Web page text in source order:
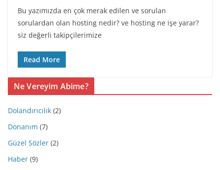
Bu yazımızda en çok merak edilen ve sorulan
sorulardan olan hosting nedir? ve hosting ne işe yarar?
siz değerli takipçilerimize
Read More
Ne Vereyim Abime?
Dolandırıcılık (2)
Donanım (7)
Güzel Sözler (2)
Haber (9)